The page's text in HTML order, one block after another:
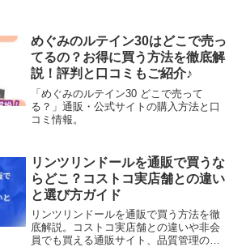
めぐみのルテイン30はどこで売っ
てるの？お得に買う方法を徹底解
説！評判と口コミもご紹介♪
「めぐみのルテイン30 どこで売って
る？」通販・公式サイトの購入方法と口
コミ情報。
リンツリンドールを通販で買うな
らどこ？コストコ実店舗との違い
と選び方ガイド
リンツリンドールを通販で買う方法を徹
底解説。コストコ実店舗との違いや非会
員でも買える通販サイト、品質管理のポ